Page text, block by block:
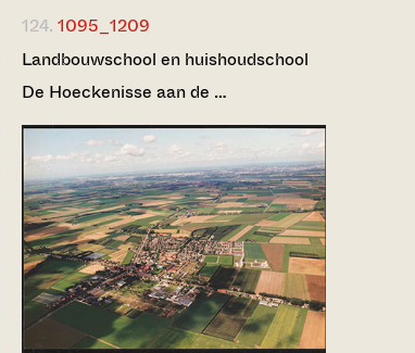
124. 1095_1209
Landbouwschool en huishoudschool
De Hoeckenisse aan de …